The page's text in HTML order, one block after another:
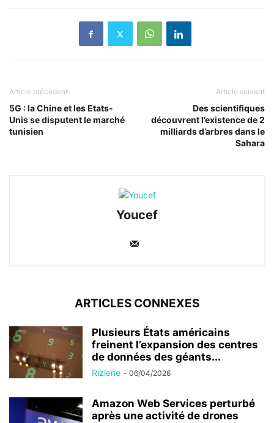
Article précédent
5G : la Chine et les Etats-
Unis se disputent le marché
tunisien
Article suivant
Des scientifiques
découvrent l’existence de 2
milliards d’arbres dans le
Sahara
Youcef
ARTICLES CONNEXES
Plusieurs États américains
freinent l’expansion des centres
de données des géants...
Rizlene - 06/04/2026
Amazon Web Services perturbé
après une activité de drones